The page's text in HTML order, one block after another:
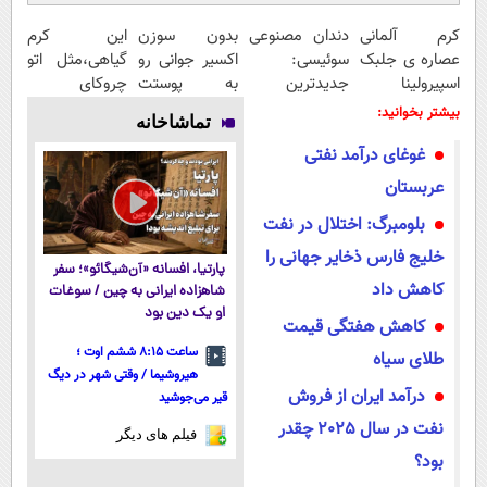
کرم آلمانی
عصاره ی جلبک
اسپیرولینا
معروف به
دندان مصنوعی
سوئیسی:
جدیدترین
پرداخت قسطی
بدون سوزن
اکسیر جوانی رو
به پوستت
تزریق کن!
این کرم
گیاهی،مثل اتو
چروکای
بیشتر بخوانید:
‏غوغای درآمد نفتی
عربستان
بلومبرگ: اختلال در نفت
خلیج فارس ذخایر جهانی را
کاهش داد
کاهش هفتگی قیمت
طلای سیاه
درآمد ایران از فروش
نفت در سال 2025 چقدر
بود؟
تماشاخانه
پارتیا، افسانه «آن‌شیگائو»؛ سفر
شاهزاده ایرانی به چین / سوغات
او یک دین بود
ساعت ۸:۱۵ ششم اوت ؛
هیروشیما / وقتی شهر در دیگ
قیر می‌جوشید
فیلم های دیگر